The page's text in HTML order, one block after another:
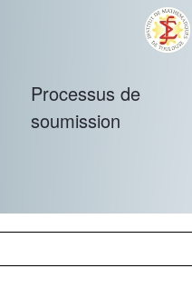
Processus de
soumission